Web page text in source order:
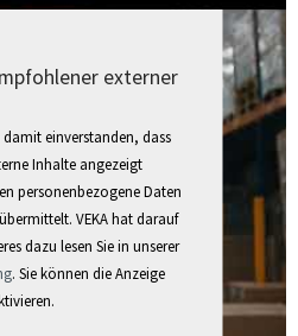
externer
damit einverstanden, dass
Inhalte angezeigt
personenbezogene Daten
VEKA hat darauf
dazu lesen Sie in unserer
. Sie können die Anzeige